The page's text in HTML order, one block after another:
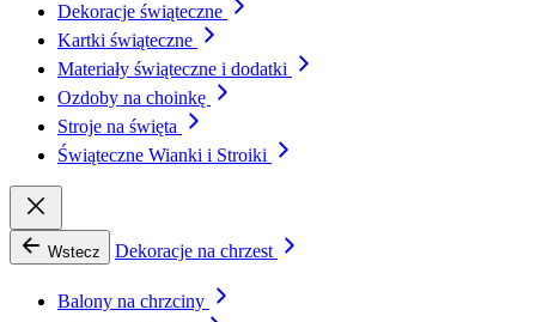
Dekoracje świąteczne
Kartki świąteczne
Materiały świąteczne i dodatki
Ozdoby na choinkę
Stroje na święta
Świąteczne Wianki i Stroiki
Wstecz Dekoracje na chrzest
Balony na chrzciny